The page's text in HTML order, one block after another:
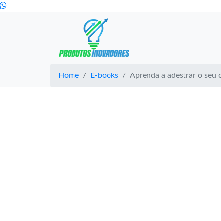
Home E-books Aprenda a adestrar o seu